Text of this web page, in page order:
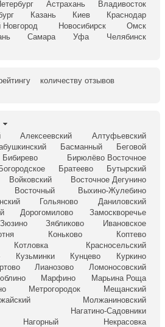
Астрахань
Владивосток
Казань Киев
Краснодар
Новгород Новосибирск
Омск
Самара Уфа
Челябинск
количеству отзывов
Алексеевский
Алтуфьевский
Басманный
Беговой
Бибирево
Бирюлёво Восточное
Богородское Братеево
Бутырский
Войковский
Восточное Дегунино
Восточный
Выхино-Жулебино
Гольяново
Даниловский
Дорогомилово
Замоскворечье
Зюзино Зябликово
Ивановское
Коньково
Коптево
Котловка
Красносельский
Кузьминки Кунцево
Куркино
Лианозово
Ломоносовский
Марфино
Марьина Роща
Метрогородок
Мещанский
Молжаниновский
Нагатино-Садовники
Нагорный
Некрасовка